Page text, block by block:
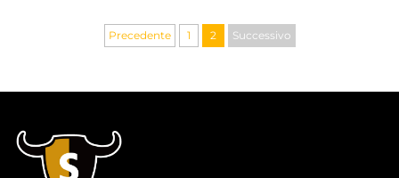
Precedente 1 2 Successivo